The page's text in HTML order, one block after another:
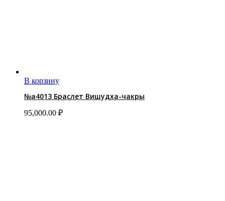
В корзину
№a4013 Браслет Вишудха-чакры
95,000.00 ₽